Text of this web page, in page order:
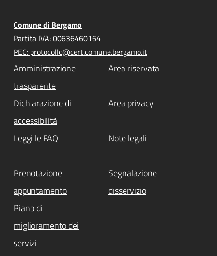
Comune di Bergamo
Partita IVA: 00636460164
PEC: protocollo@cert.comune.bergamo.it
Amministrazione
trasparente
Area riservata
Dichiarazione di
accessibilità
Area privacy
Leggi le FAQ Note legali
Prenotazione
appuntamento
Segnalazione
disservizio
Piano di
miglioramento dei
servizi